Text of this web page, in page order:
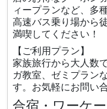
ィープランなど、多
高速バス乗り場から
満喫してください！
【ご利用プラン】
家族旅行から大人数
ガ教室、ゼミプラン
す。お気軽にお問い
合宿・ワーケ